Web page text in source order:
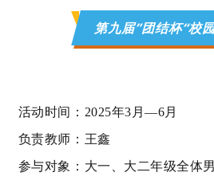
第九届”团结杯“校
活动时间： 2025年3 月—6月
负责教师：王鑫
参与对象：大一、大二年级全体